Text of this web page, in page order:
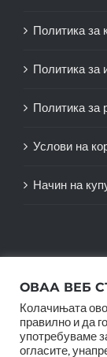
Политика за
Политика за
Политика
Услови на
Начин на
ОВАА ВЕБ
Колачињата
правилно и да
употребуваме
огласите,